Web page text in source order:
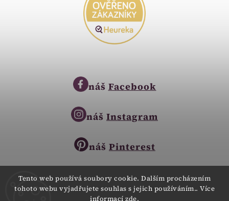
Tento web používá soubory cookie. Dalším procházením
tohoto webu vyjadřujete souhlas s jejich používáním.. Více
informací zde.
náš Facebook
náš Instagram
náš Pinterest
Copyright © 2023